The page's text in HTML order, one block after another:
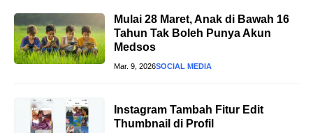
Mulai 28 Maret, Anak di Bawah 16
Tahun Tak Boleh Punya Akun
Medsos
Mar. 9, 2026SOCIAL MEDIA
Instagram Tambah Fitur Edit
Thumbnail di Profil